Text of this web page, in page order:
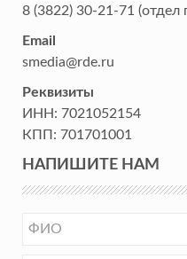
8 (3822) 30-21-71 (отдел
Email
smedia@rde.ru
Реквизиты
ИНН: 7021052154
КПП: 701701001
НАПИШИТЕ НАМ